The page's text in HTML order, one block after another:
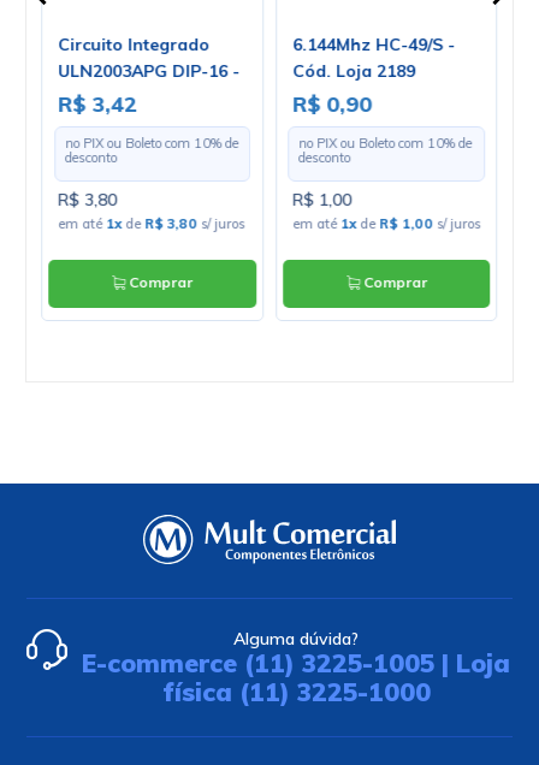
Circuito Integrado
ULN2003APG DIP-16 -
Cód. Loja 532
R$ 3,42
no PIX ou Boleto com 10% de
desconto
R$ 3,80
em até 1xde R$ 3,80 s/ juros
Comprar
6.144Mhz HC-49/S -
Cód. Loja 2189
R$ 0,90
no PIX ou Boleto com 10% de
desconto
R$ 1,00
em até 1xde R$ 1,00 s/ juros
Comprar
Alguma dúvida?
E-commerce (11) 3225-1005 | Loja
física (11) 3225-1000